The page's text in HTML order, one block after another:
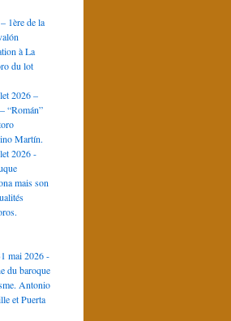
1ère de la
à La
du lot
2026 –
“Román”
Martín.
2026 -
mais son
mai 2026 -
du baroque
Antonio
et Puerta